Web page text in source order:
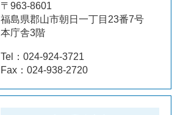
〒963-8601
福島県郡山市朝日一丁目23番7号
本庁舎3階
Tel：024-924-3721
Fax：024-938-2720